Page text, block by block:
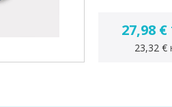
27,98 €
23,32 €